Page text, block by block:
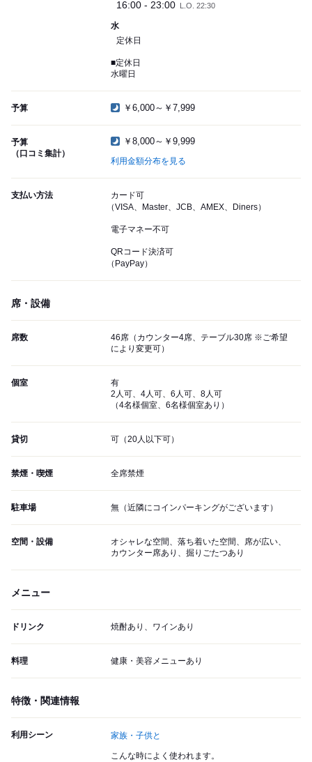
16:00 - 23:00 L.O. 22:30
水
定休日
■定休日
水曜日
予算 ￥6,000～￥7,999
予算
（口コミ集計）
￥8,000～￥9,999
利用金額分布を見る
支払い方法
カード可
（VISA、Master、JCB、AMEX、Diners）
電子マネー不可
QRコード決済可
（PayPay）
席・設備
席数
46席（カウンター4席、テーブル30席 ※ご希望
により変更可）
個室
有
2人可、4人可、6人可、8人可
（4名様個室、6名様個室あり）
貸切 可（20人以下可）
禁煙・喫煙 全席禁煙
駐車場 無（近隣にコインパーキングがございます）
空間・設備
オシャレな空間、落ち着いた空間、席が広い、
カウンター席あり、掘りごたつあり
メニュー
ドリンク 焼酎あり、ワインあり
料理 健康・美容メニューあり
特徴・関連情報
利用シーン 家族・子供と
こんな時によく使われます。